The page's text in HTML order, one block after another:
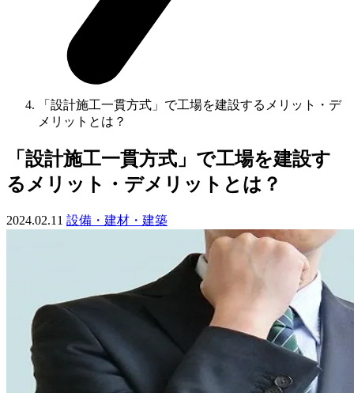
「設計施工一貫方式」で工場を建設するメリット・デ
メリットとは？
「設計施工一貫方式」で工場を建設す
るメリット・デメリットとは？
2024.02.11 設備・建材・建築